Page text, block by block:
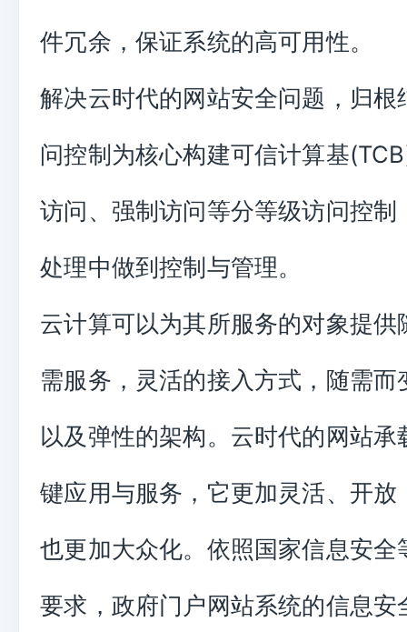
件冗余，保证系统的高可用性。
解决云时代的网站安全问题，归根
问控制为核心构建可信计算基
访问、强制访问等分等级访问控制
处理中做到控制与管理。
云计算可以为其所服务的对象提供
需服务，灵活的接入方式，随需而
以及弹性的架构。云时代的网站承
键应用与服务，它更加灵活、开放
也更加大众化。依照国家信息安全
要求，政府门户网站系统的信息安